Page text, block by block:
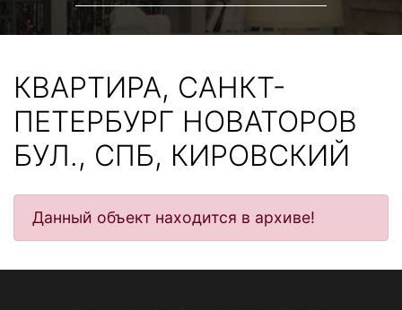
КВАРТИРА, САНКТ-
ПЕТЕРБУРГ НОВАТОРОВ
БУЛ., СПБ, КИРОВСКИЙ
Данный объект находится в архиве!